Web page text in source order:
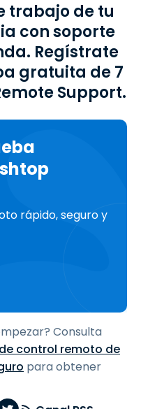
trabajo de tu
con soporte
Regístrate
gratuita de7
Support.
rápido, seguro y
Consulta
control remoto de
para obtener